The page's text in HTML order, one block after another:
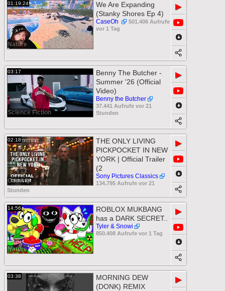
01:19:24
Nature
We Are Expanding
(Stanky Shores Ep 4)
CaseOh
501.406 Aufrufe
vor 1 Tag
▶
03:17
Science Fiction
Benny The Butcher -
Summer '26 (Official
Video)
Benny the Butcher
37.441 Aufrufe vor 21
Stunden
▶
02:18
Gaming
THE ONLY LIVING
PICKPOCKET IN NEW
YORK | Official Trailer
(2
Sony Pictures Classics
134.795 Aufrufe vor 21
Stunden
▶
14:56
Nature
ROBLOX MUKBANG
has a DARK SECRET..
Tyler & Snowi
850.408 Aufrufe vor 1 Tag
▶
03:38
MORNING DEW
(DONK) REMIX
▶